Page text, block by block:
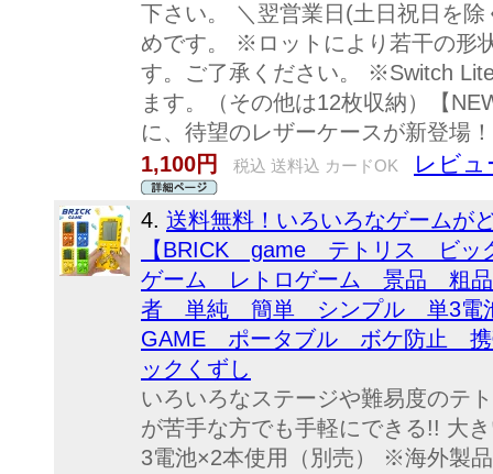
下さい。 ＼翌営業日(土日祝日を
めです。 ※ロットにより若干の形
す。ご了承ください。 ※Switch
ます。（その他は12枚収納）【
に、待望のレザーケースが新登場！
1,100円
税込 送料込 カードOK レビュ
4. 送料無料！いろいろなゲームが
【BRICK game テトリス ビ
ゲーム レトロゲーム 景品 粗
者 単純 簡単 シンプル 単3
GAME ポータブル ボケ防止
ックくずし
いろいろなステージや難易度のテ
が苦手な方でも手軽にできる!! 大
3電池×2本使用（別売） ※海外製